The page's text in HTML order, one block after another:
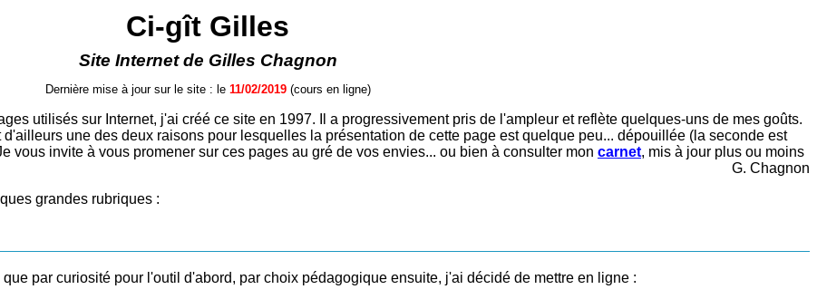
Ci-gît Gilles
Site Internet de Gilles Chagnon
Dernière mise à jour sur le site : le 11/02/2019 (cours en ligne)
utilisés sur Internet, j'ai créé ce site en 1997. Il a progressivement pris de l'ampleur et reflète quelques-uns de mes goûts.
une des deux raisons pour lesquelles la présentation de cette page est quelque peu... dépouillée (la seconde est
vous invite à vous promener sur ces pages au gré de vos envies... ou bien à consulter mon carnet, mis à jour plus ou moins
G. Chagnon
grandes rubriques :
par curiosité pour l'outil d'abord, par choix pédagogique ensuite, j'ai décidé de mettre en ligne :